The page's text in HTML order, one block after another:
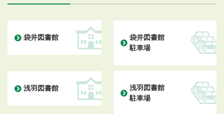
袋井図書館
浅羽図書館
袋井図書館
駐車場
浅羽図書館
駐車場